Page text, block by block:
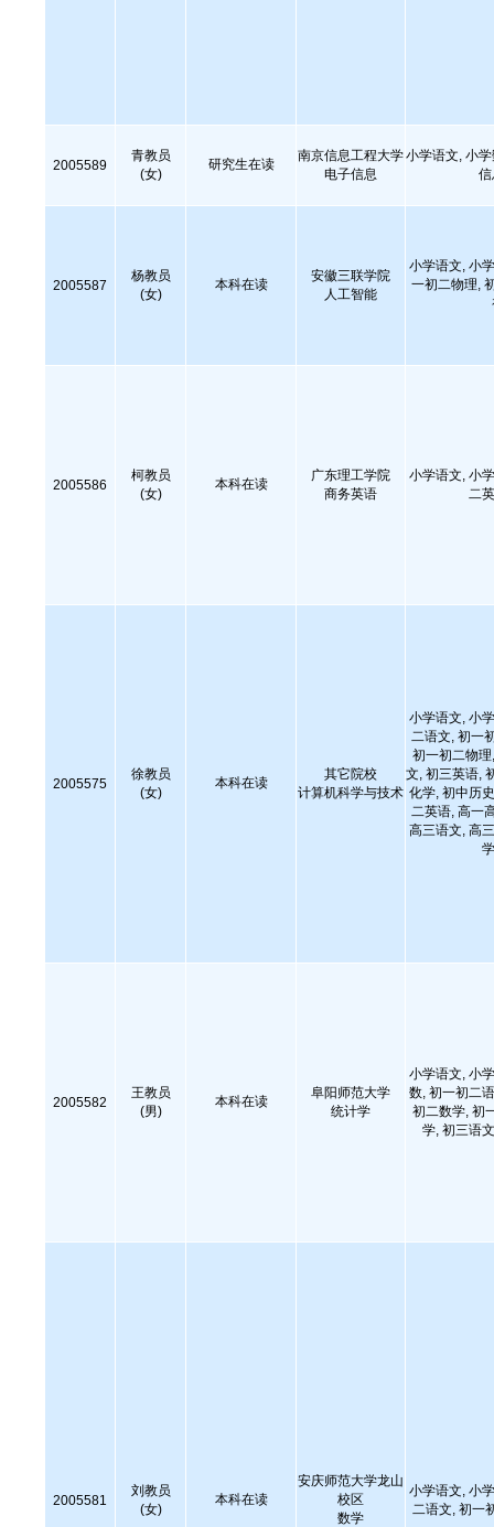
2005589
青教员
(女)
研究生在读
南京信息工程大学
电子信息
小学语文, 小
2005587
杨教员
(女)
本科在读
安徽三联学院
人工智能
小学语文, 小
一初二物理,
2005586
柯教员
(女)
本科在读
广东理工学院
商务英语
小学语文, 小
二
2005575
徐教员
(女)
本科在读
其它院校
计算机科学与技术
小学语文, 小
二语文, 初一
初一初二物
文, 初三英语,
化学, 初中历
二英语, 高一
高三语文, 高
2005582
王教员
(男)
本科在读
阜阳师范大学
统计学
小学语文, 小
数, 初一初二
初二数学, 初
学, 初三语
2005581
刘教员
(女)
本科在读
安庆师范大学龙山
校区
数学
小学语文, 小
二语文, 初一